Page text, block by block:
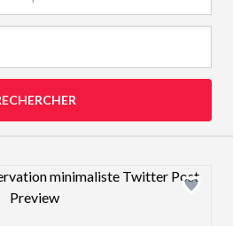
Design preview image